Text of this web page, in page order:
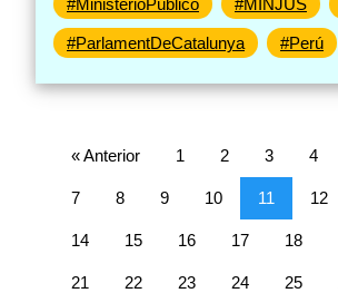
#ParlamentDeCatalunya #Perú
« Anterior 1 2 3 4
7 8 9 10 11 12
14 15 16 17 18
21 22 23 24 25